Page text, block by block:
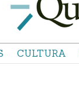
CULTURA